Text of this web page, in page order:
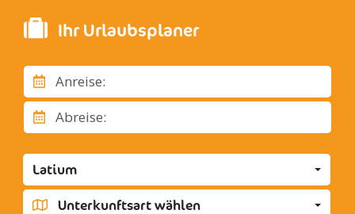
Wenn Sie in Rom auch gerne die Italienisch Sprache lernen
möchten, empfehlen wir Ihnen, Ihren Aufenthalt mit einem
Ganzjährig finden in Rom religiöse Feste, Sport-, Theater-
und andere Veranstaltungen statt.
Bagnoregio
Blera
Bolsena
Bomarzo
Capodimonte
Caprarola
Cassino
Castel Gandolfo
Cerveteri
Ihr Urlaubsplaner
Anreise:
Abreise:
Latium
Unterkunftsart wählen